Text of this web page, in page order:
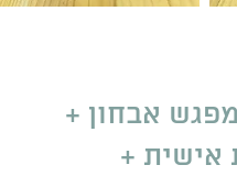
- 250 ש"ח למפגש אבחון +
אישית +